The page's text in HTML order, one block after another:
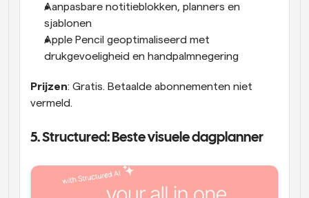
Aanpasbare notitieblokken, planners en
sjablonen
Apple Pencil geoptimaliseerd met
drukgevoeligheid en handpalmnegering
Prijzen: Gratis. Betaalde abonnementen niet
vermeld.
5. Structured: Beste visuele dagplanner